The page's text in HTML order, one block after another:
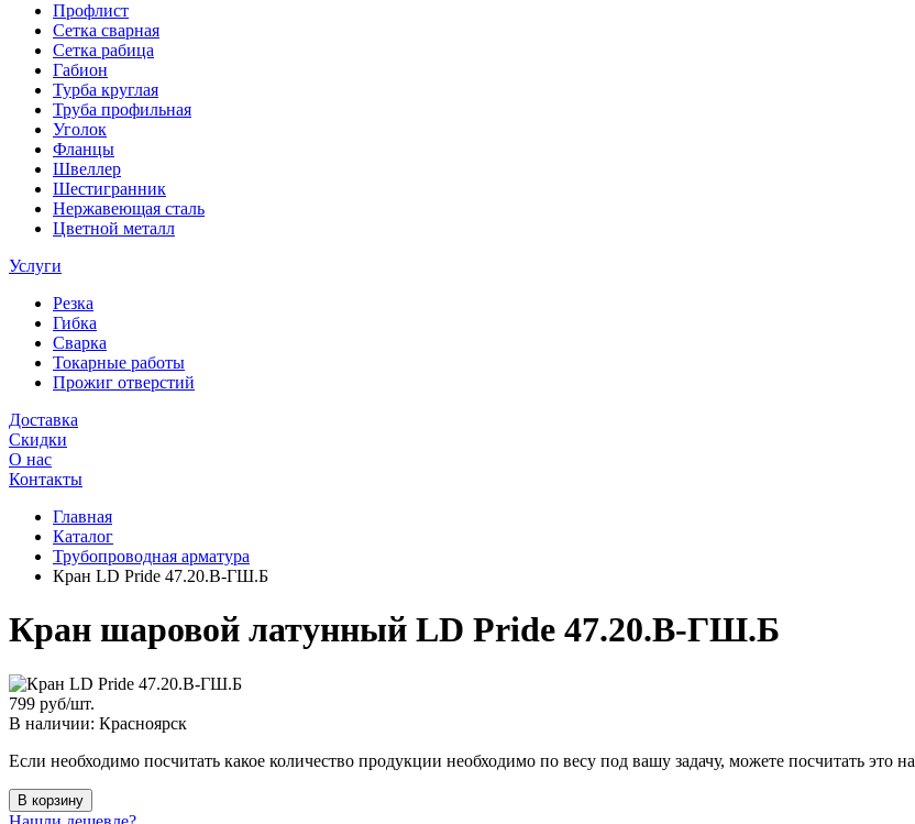
Профлист
Сетка сварная
Сетка рабица
Габион
Турба круглая
Труба профильная
Уголок
Фланцы
Швеллер
Шестигранник
Нержавеющая сталь
Цветной металл
Услуги
Резка
Гибка
Сварка
Токарные работы
Прожиг отверстий
Доставка
Скидки
О нас
Контакты
Главная
Каталог
Трубопроводная арматура
Кран LD Pride 47.20.В-ГШ.Б
Кран шаровой латунный LD Pride 47.20.В-ГШ.Б
799 руб/шт.
В наличии: Красноярск
Если необходимо посчитать какое количество продукции необходимо по весу под вашу задачу, можете посчитать это на
В корзину